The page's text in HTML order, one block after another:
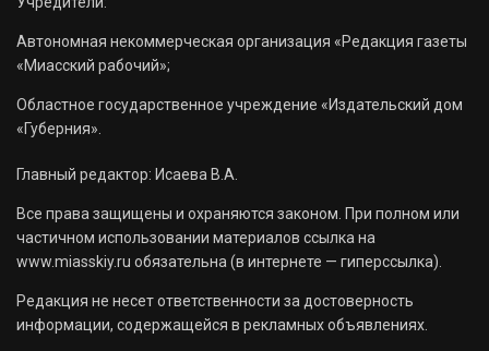
Автономная некоммерческая организация «Редакция газеты
«Миасский рабочий»;
Областное государственное учреждение «Издательский дом
«Губерния».
Главный редактор: Исаева В.А.
Все права защищены и охраняются законом. При полном или
частичном использовании материалов ссылка на
www.miasskiy.ru обязательна (в интернете — гиперссылка).
Редакция не несет ответственности за достоверность
информации, содержащейся в рекламных объявлениях.